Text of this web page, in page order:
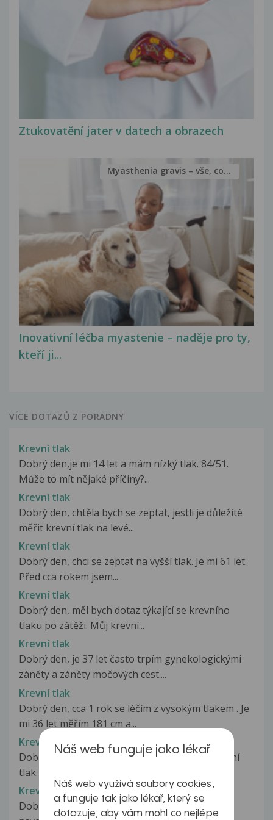
Ztukovatění jater v datech a obrazech
Inovativní léčba myastenie – naděje pro ty,
kteří ji...
Myasthenia gravis – vše, co...
VÍCE DOTAZŮ Z PORADNY
Krevní tlak
Dobrý den,je mi 14 let a mám nízký tlak. 84/51.
Může to mít nějaké příčiny?...
Krevní tlak
Dobrý den, chtěla bych se zeptat, jestli je důležité
měřit krevní tlak na levé...
Krevní tlak
Dobrý den, chci se zeptat na vyšší tlak. Je mi 61 let.
Před cca rokem jsem...
Krevní tlak
Dobrý den, měl bych dotaz týkající se krevního
tlaku po zátěži. Můj krevní...
Krevní tlak
Dobrý den, je 37 let často trpím gynekologickými
záněty a záněty močových cest....
Krevní tlak
Dobrý den, cca 1 rok se léčím z vysokým tlakem . Je
mi 36 let měřím 181 cm a...
Krevní tlak
Dobrý den. V poslední době mám kolísavý krevní
tlak. Např. dnes v noci jsem...
Krevní tlak
Dobrý den, je mi 24 let a jsem ve velkém
Náš web funguje jako lékař
Náš web využívá soubory cookies,
a funguje tak jako lékař, který se
dotazuje, aby vám mohl co nejlépe